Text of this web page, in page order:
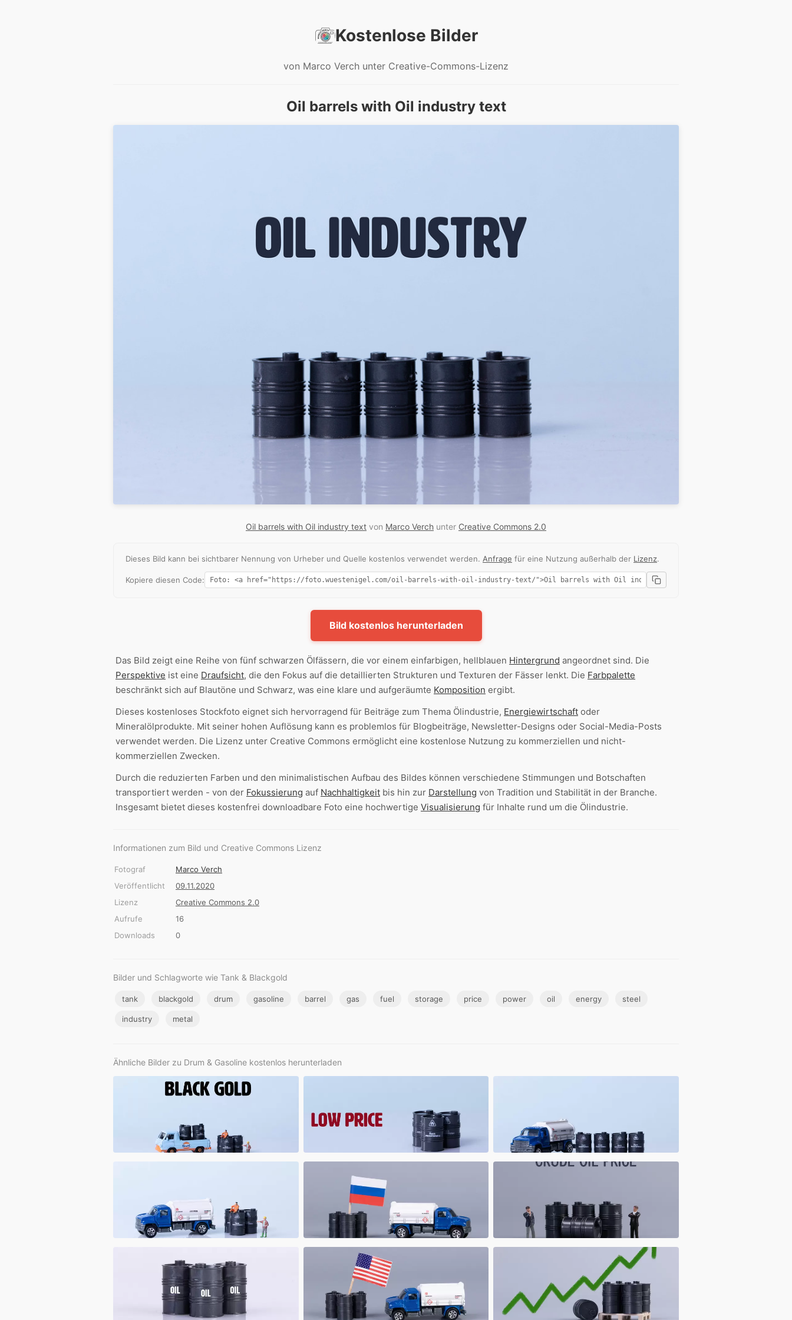
Kostenlose Bilder
von Marco Verch unter Creative-Commons-Lizenz
Oil barrels with Oil industry text
Oil barrels with Oil industry text von Marco Verch unter Creative Commons 2.0
Dieses Bild kann bei sichtbarer Nennung von Urheber und Quelle kostenlos verwendet werden. Anfrage für eine Nutzung außerhalb der Lizenz.
Kopiere diesen Code:
Bild kostenlos herunterladen
Das Bild zeigt eine Reihe von fünf schwarzen Ölfässern, die vor einem einfarbigen, hellblauen Hintergrund angeordnet sind. Die
Perspektive ist eine Draufsicht, die den Fokus auf die detaillierten Strukturen und Texturen der Fässer lenkt. Die Farbpalette
beschränkt sich auf Blautöne und Schwarz, was eine klare und aufgeräumte Komposition ergibt.
Dieses kostenloses Stockfoto eignet sich hervorragend für Beiträge zum Thema Ölindustrie, Energiewirtschaft oder
Mineralölprodukte. Mit seiner hohen Auflösung kann es problemlos für Blogbeiträge, Newsletter-Designs oder Social-Media-Posts
verwendet werden. Die Lizenz unter Creative Commons ermöglicht eine kostenlose Nutzung zu kommerziellen und nicht-
kommerziellen Zwecken.
Durch die reduzierten Farben und den minimalistischen Aufbau des Bildes können verschiedene Stimmungen und Botschaften
transportiert werden - von der Fokussierung auf Nachhaltigkeit bis hin zur Darstellung von Tradition und Stabilität in der Branche.
Insgesamt bietet dieses kostenfrei downloadbare Foto eine hochwertige Visualisierung für Inhalte rund um die Ölindustrie.
Informationen zum Bild und Creative Commons Lizenz
Fotograf
Marco Verch
Veröffentlicht
09.11.2020
Lizenz
Creative Commons 2.0
Aufrufe
16
Downloads
0
Bilder und Schlagworte wie Tank & Blackgold
tank blackgold drum gasoline barrel gas fuel storage price power oil energy steel
industry metal
Ähnliche Bilder zu Drum & Gasoline kostenlos herunterladen